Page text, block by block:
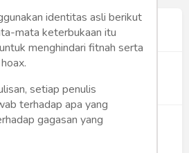
Berbasis Pesantren:
Medikal Bedah UNIMUS di
Putra UNIMUS
dalam Perluasan
identitas asli berikut
mata keterbukaan itu
menghindari fitnah serta
setiap penulis
terhadap apa yang
gagasan yang